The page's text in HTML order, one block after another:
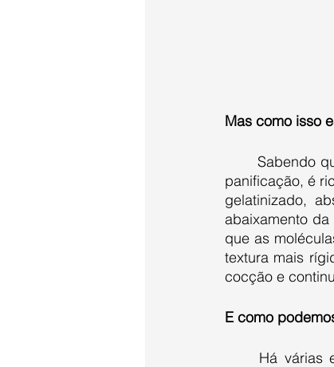
Mas como isso
panificação, é
gelatinizado,
abaixamento
que as
textura mais
cocção e
E como